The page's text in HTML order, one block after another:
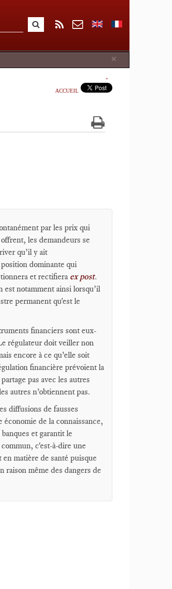
×
ACCUEIL
par les prix qui
les demandeurs se
qu’il y ait
dominante qui
et rectifiera ex post.
notamment ainsi lorsqu’il
permanent qu'est le
financiers sont eux-
régulateur doit veiller non
encore à ce qu’elle soit
financière prévoient la
pas avec les autres
autres n’obtiennent pas.
diffusions de fausses
de la connaissance,
et garantit le
c'est-à-dire une
matière de santé puisque
raison même des dangers de